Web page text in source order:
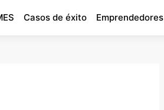
Casos de éxito Emprendedores